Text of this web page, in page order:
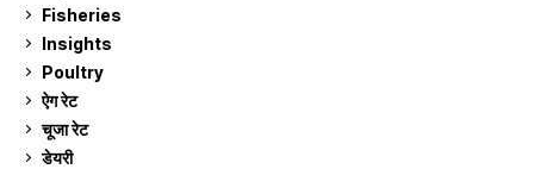
Fisheries
Insights
Poultry
ऐग रेट
चूजा रेट
डेयरी